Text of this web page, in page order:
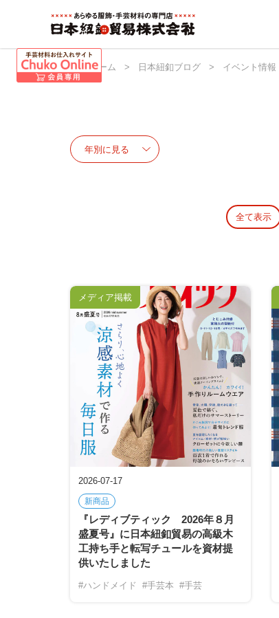
日本紐釦 ホーム > 日本紐釦ブログ > イベント情報
全て表示
2026-07-17
新商品
『レディブティック 2026年８月
盛夏号』に日本紐釦貿易の高級木
工持ち手と転写チュールを資材提
供いたしました
#ハンドメイド #手芸本 #手芸
メディア掲載